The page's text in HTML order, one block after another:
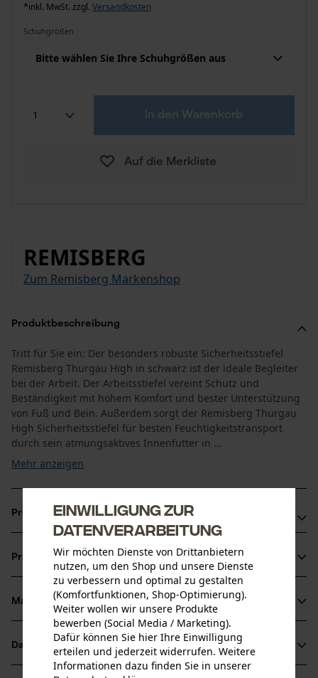
*inkl. MwSt. zzgl. Versandkosten
Schuhgrößen
Bitte wählen Sie Ihre Schuhgrößen aus
In den Warenkorb
Auf die Merkliste
REMISBERG
Zum Remisberg Markenshop
Produktbeschreibung
Tritt für Sie ein: Der besonders robuste Sicherheitsstiefel
Remisberg Thurgau High in schwarz ist der ideale Begleiter
bei der Arbeit. Der Arbeitsstiefel vereint Schutz und
Beständigkeit mit hohem Komfort und bester Unterstützung
von Fuß und Bein. Außerdem sorgt der Remisberg Thurgau
High Sicherheitsstiefel für besten Feuchtigkeitstransport
durch sein atmungsaktives Innenfutter in ...
Mehr anzeigen
Produktvorteile
Kunststoff-Schutzkappe schützt Ihren Fuß mit einer
Belastbarkeit von mindestens 200 J
Arbeitsschuhe mit hohem Schaft für maximale
Unterstützung und guten Halt
Sichrheitsschuhe rutschsicher dank spezieller 2-Schichten
PU-Laufsohle mit ActiveGrip Technologie
Produktinformationen
Produktdetails
Aktivitätstyp
Arbeiten, Angeln, Jagen, Campen, Wandern,
Schützen
Material & Pflege
Material
Datenblätter
Baumusterprüfung (PDF)
Einwilligung zur
Datenverarbeitung
Wir möchten Dienste von Drittanbietern
nutzen, um den Shop und unsere Dienste
zu verbessern und optimal zu gestalten
(Komfortfunktionen, Shop-Optimierung).
Weiter wollen wir unsere Produkte
bewerben (Social Media / Marketing).
Dafür können Sie hier Ihre Einwilligung
erteilen und jederzeit widerrufen. Weitere
Informationen dazu finden Sie in unserer